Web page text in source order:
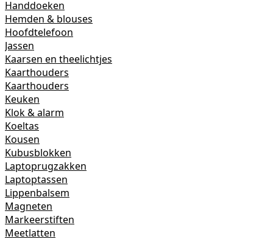
Handdoeken
Hemden & blouses
Hoofdtelefoon
Jassen
Kaarsen en theelichtjes
Kaarthouders
Kaarthouders
Keuken
Klok & alarm
Koeltas
Kousen
Kubusblokken
Laptoprugzakken
Laptoptassen
Lippenbalsem
Magneten
Markeerstiften
Meetlatten